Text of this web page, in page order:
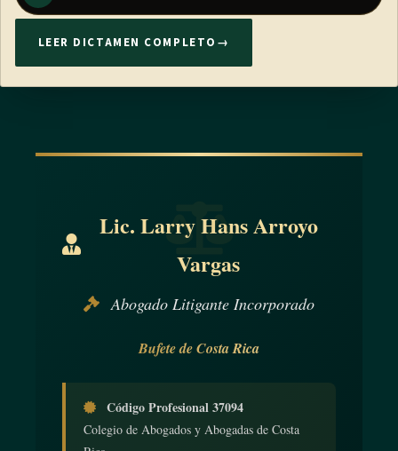
LEER DICTAMEN COMPLETO →
Lic. Larry Hans Arroyo
Vargas
Abogado Litigante Incorporado
Bufete de Costa Rica
Código Profesional 37094
Colegio de Abogados y Abogadas de Costa